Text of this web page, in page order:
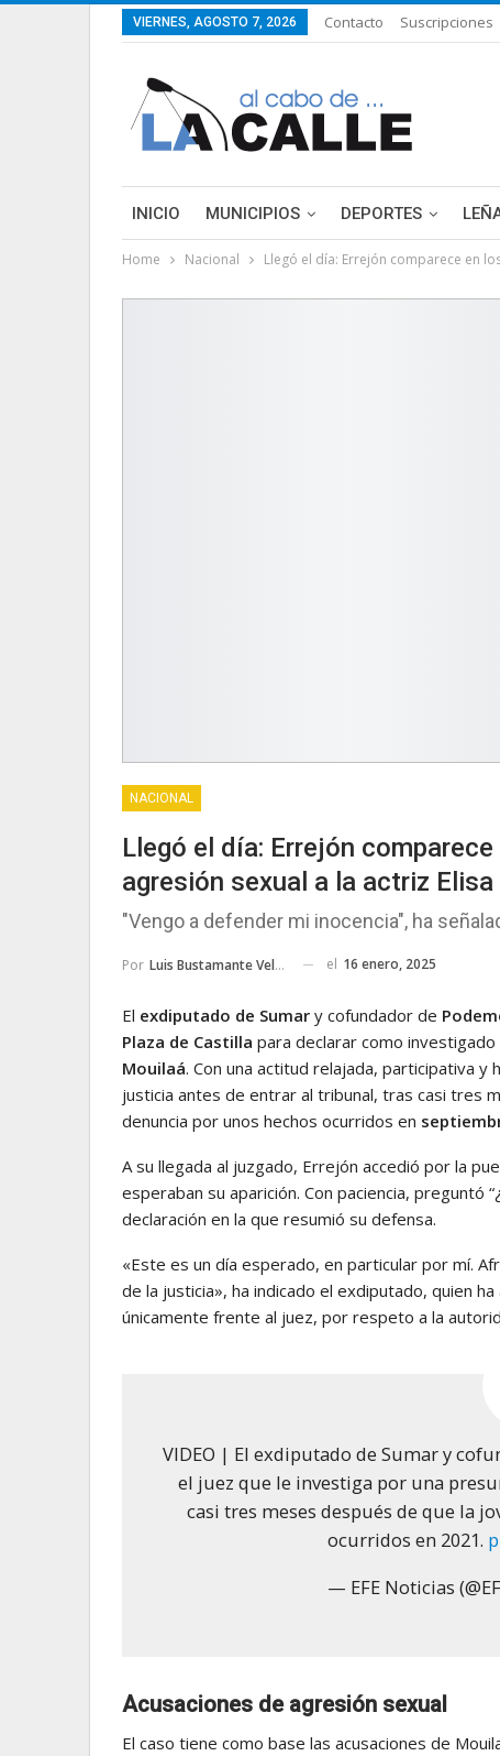
VIERNES, AGOSTO 7, 2026 Contacto Suscripciones
INICIO MUNICIPIOS DEPORTES
Home Nacional Llegó el día: Errejón comparece en
NACIONAL
Llegó el día: Errejón
agresión sexual a la actriz
"Vengo a defender mi inocencia", ha
Por Luis Bustamante Velarde el 16 enero, 2025
El exdiputado de Sumar y cofundador de
Plaza de Castilla para declarar como
Mouilaá. Con una actitud relajada, participativa
justicia antes de entrar al tribunal, tras casi tres
denuncia por unos hechos ocurridos en
A su llegada al juzgado, Errejón accedió por la
esperaban su aparición. Con paciencia, preguntó
declaración en la que resumió su defensa.
«Este es un día esperado, en particular por mí.
de la justicia», ha indicado el exdiputado, quien
únicamente frente al juez, por respeto a la
VIDEO | El exdiputado de Sumar y
el juez que le investiga por una
casi tres meses después de que la
ocurridos en 2021.
— EFE Noticias
Acusaciones de agresión sexual
El caso tiene como base las acusaciones de